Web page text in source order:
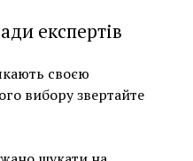
експертів
своєю
вибору звертайте